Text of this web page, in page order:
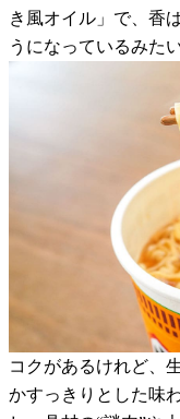
き風オイル」で、香
うになっているみた
コクがあるけれど、
かすっきりとした味